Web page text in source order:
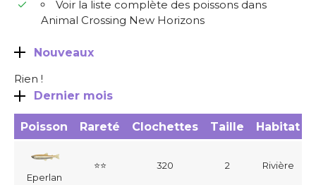
Voir la liste complète des poissons dans
Animal Crossing New Horizons
Nouveaux
Rien !
Dernier mois
Poisson Rareté Clochettes Taille Habitat
Eperlan
⭐⭐ 320 2 Rivière